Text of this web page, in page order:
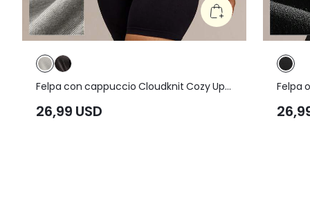
Felpa con cappuccio Cloudknit Cozy Up
ampia, con tasche, taglie forti, casual
26,99 USD
Felpa